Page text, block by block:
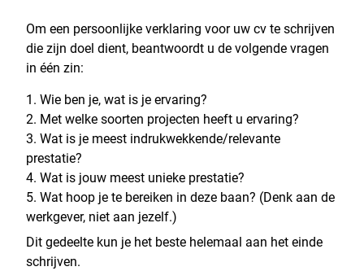
Om een persoonlijke verklaring voor uw cv te schrijven
die zijn doel dient, beantwoordt u de volgende vragen
in één zin:
Wie ben je, wat is je ervaring?
Met welke soorten projecten heeft u ervaring?
Wat is je meest indrukwekkende/relevante
prestatie?
Wat is jouw meest unieke prestatie?
Wat hoop je te bereiken in deze baan? (Denk aan de
werkgever, niet aan jezelf.)
Dit gedeelte kun je het beste helemaal aan het einde
schrijven.